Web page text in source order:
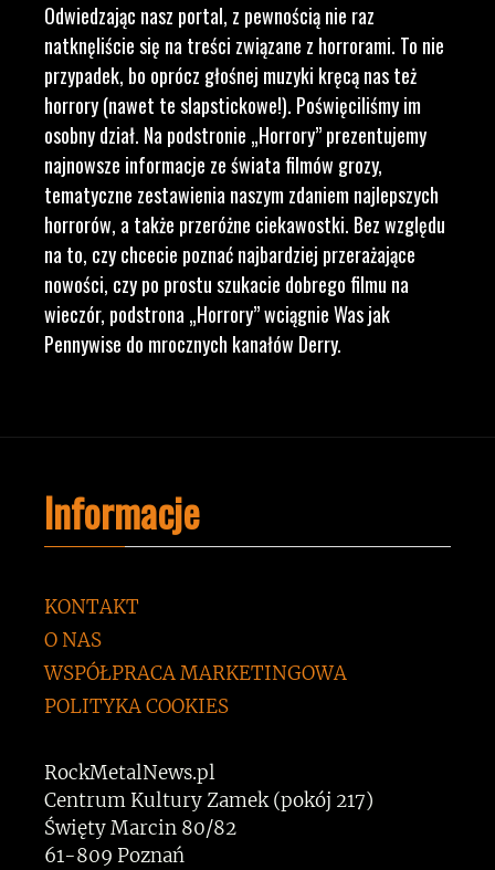
Odwiedzając nasz portal, z pewnością nie raz
natknęliście się na treści związane z horrorami. To nie
przypadek, bo oprócz głośnej muzyki kręcą nas też
horrory (nawet te slapstickowe!). Poświęciliśmy im
osobny dział. Na podstronie „Horrory” prezentujemy
najnowsze informacje ze świata filmów grozy,
tematyczne zestawienia naszym zdaniem najlepszych
horrorów, a także przeróżne ciekawostki. Bez względu
na to, czy chcecie poznać najbardziej przerażające
nowości, czy po prostu szukacie dobrego filmu na
wieczór, podstrona „Horrory” wciągnie Was jak
Pennywise do mrocznych kanałów Derry.
Informacje
KONTAKT
O NAS
WSPÓŁPRACA MARKETINGOWA
POLITYKA COOKIES
RockMetalNews.pl
Centrum Kultury Zamek (pokój 217)
Święty Marcin 80/82
61-809 Poznań